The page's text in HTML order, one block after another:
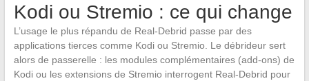
Kodi ou Stremio : ce qui change
L’usage le plus répandu de Real-Debrid passe par des
applications tierces comme Kodi ou Stremio. Le débrideur sert
alors de passerelle : les modules complémentaires (add-ons) de
Kodi ou les extensions de Stremio interrogent Real-Debrid pour